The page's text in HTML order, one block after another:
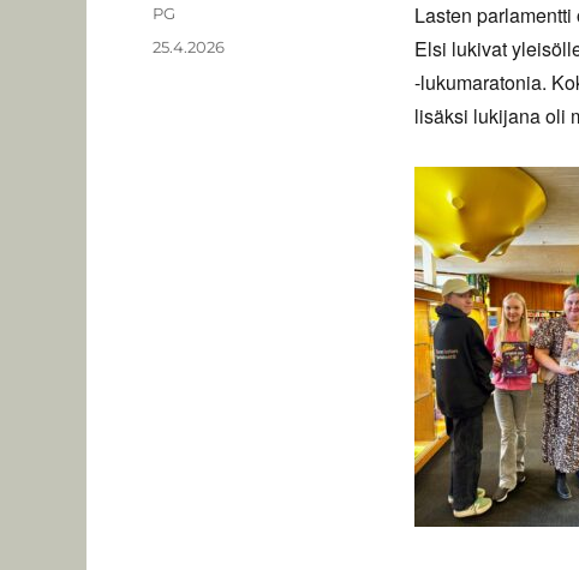
Lasten parlamentti
Elsi lukivat
-lukumaratonia.
lisäksi lukijana oli
Kirjoittaja
PG
Julkaistu
25.4.2026